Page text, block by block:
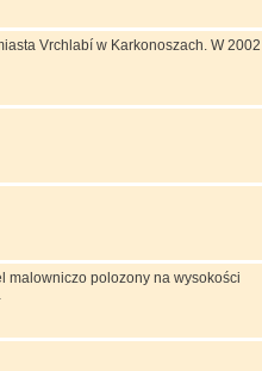
Vrchlabí w Karkonoszach. W 2002
malowniczo polozony na wysokości